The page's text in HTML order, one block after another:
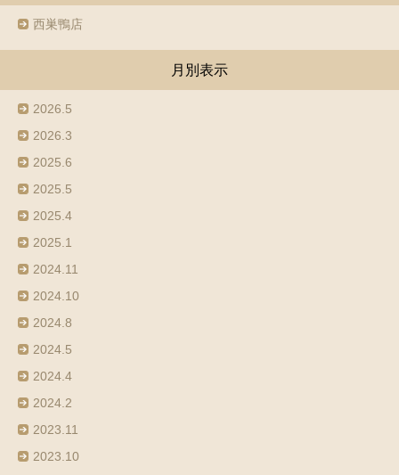
西巣鴨店
月別表示
2026.5
2026.3
2025.6
2025.5
2025.4
2025.1
2024.11
2024.10
2024.8
2024.5
2024.4
2024.2
2023.11
2023.10